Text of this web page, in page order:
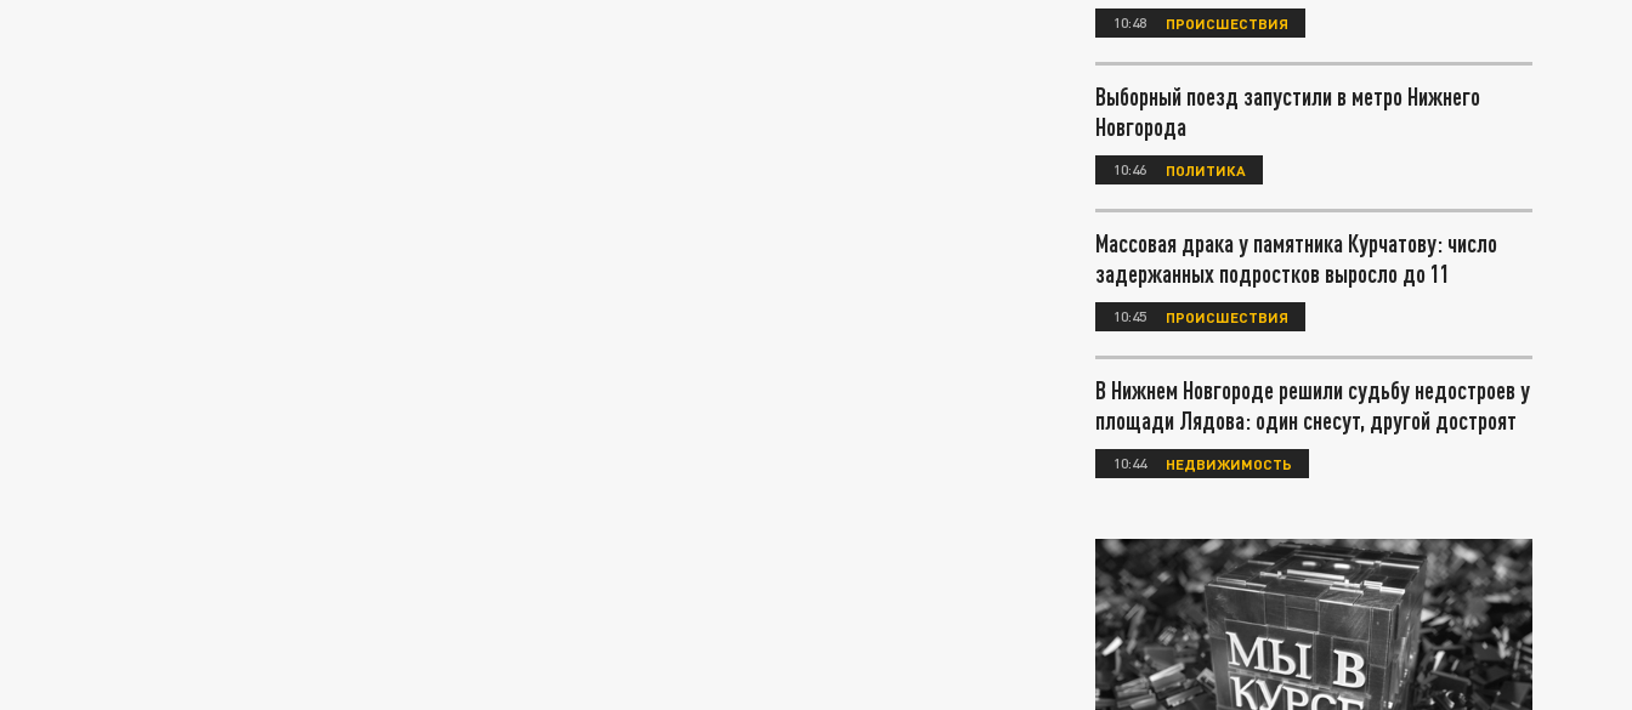
10:48 ПРОИСШЕСТВИЯ
Выборный поезд запустили в метро Нижнего
Новгорода
10:46 ПОЛИТИКА
Массовая драка у памятника Курчатову: число
задержанных подростков выросло до 11
10:45 ПРОИСШЕСТВИЯ
В Нижнем Новгороде решили судьбу недостроев у
площади Лядова: один снесут, другой достроят
10:44 НЕДВИЖИМОСТЬ